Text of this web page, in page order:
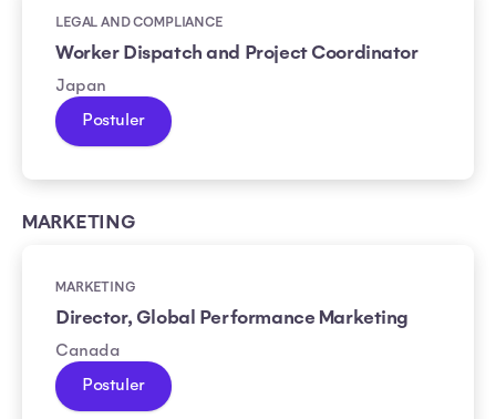
LEGAL AND COMPLIANCE
Worker Dispatch and Project Coordinator
Japan
Postuler
MARKETING
MARKETING
Director, Global Performance Marketing
Canada
Postuler